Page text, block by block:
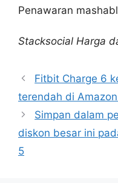
Penawaran
Stacksocial Harga
Fitbit Charge 6
terendah di
Simpan dalam
diskon besar ini
5